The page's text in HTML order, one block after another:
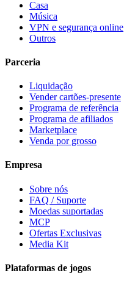
Casa
Música
VPN e segurança online
Outros
Parceria
Liquidação
Vender cartões-presente
Programa de referência
Programa de afiliados
Marketplace
Venda por grosso
Empresa
Sobre nós
FAQ / Suporte
Moedas suportadas
MCP
Ofertas Exclusivas
Media Kit
Plataformas de jogos